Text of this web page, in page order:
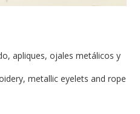
apliques, ojales metálicos y
metallic eyelets and rope